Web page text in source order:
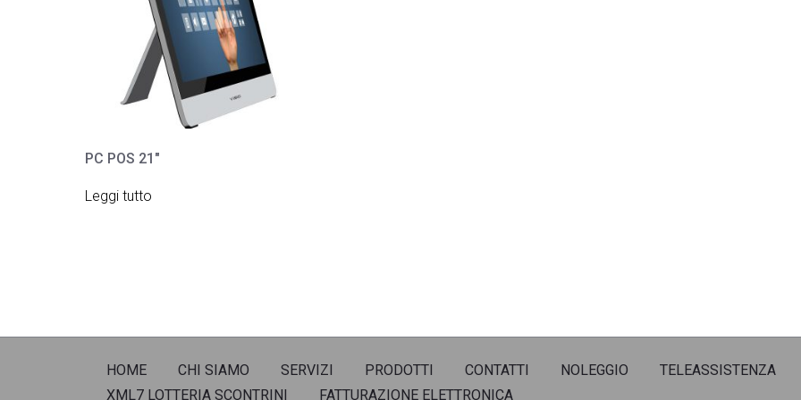
PC POS 21″
Leggi tutto
HOME CHI SIAMO SERVIZI PRODOTTI CONTATTI NOLEGGIO TELEASSISTENZA
XML7 LOTTERIA SCONTRINI
FATTURAZIONE ELETTRONICA